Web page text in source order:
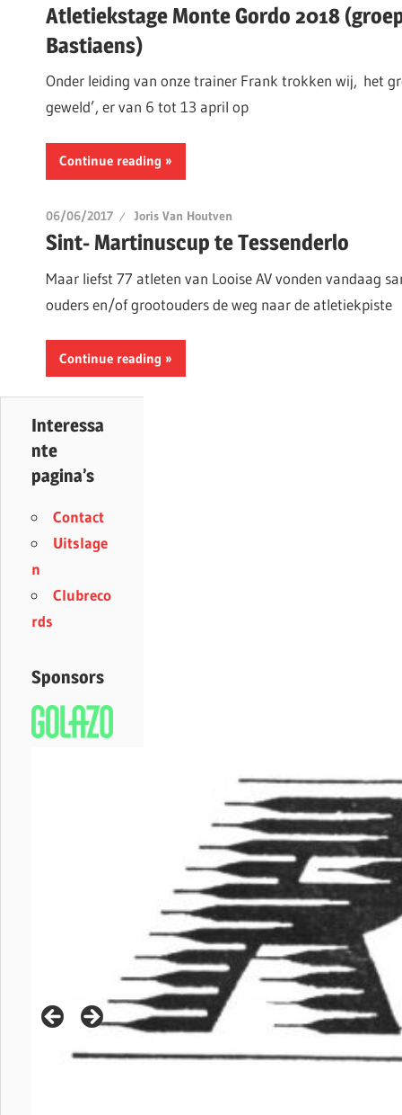
Atletiekstage Monte Gordo 2018
Bastiaens)
Onder leiding van onze trainer Frank trokken wij, het
geweld’, er van 6 tot 13 april op
Continue reading
06/06/2017 Joris Van Houtven
Sint- Martinuscup te Tessenderlo
Maar liefst 77 atleten van Looise AV vonden vandaag
ouders en/of grootouders de weg naar de atletiekpiste
Continue reading
Interessa
nte
pagina’s
Contact
Uitslage
n
Clubreco
rds
Sponsors